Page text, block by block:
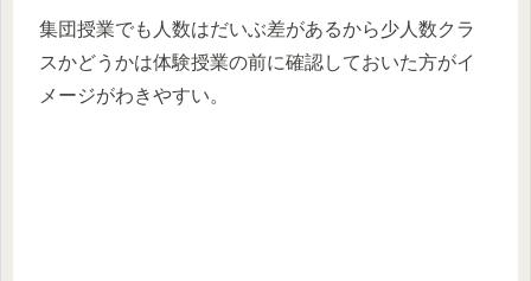
集団授業でも人数はだいぶ差があるから少人数クラ
スかどうかは体験授業の前に確認しておいた方がイ
メージがわきやすい。